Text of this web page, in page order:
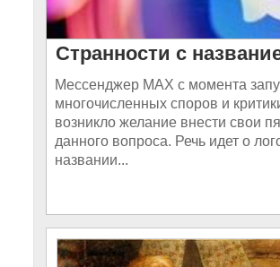
Странности с
Мессенджер MAX с момента
многочисленных споров и
возникло желание внести свои
данного вопроса. Речь идет о
названии...